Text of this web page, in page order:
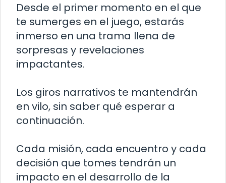
Desde el primer momento en el que
te sumerges en el juego, estarás
inmerso en una trama llena de
sorpresas y revelaciones
impactantes.
Los giros narrativos te mantendrán
en vilo, sin saber qué esperar a
continuación.
Cada misión, cada encuentro y cada
decisión que tomes tendrán un
impacto en el desarrollo de la